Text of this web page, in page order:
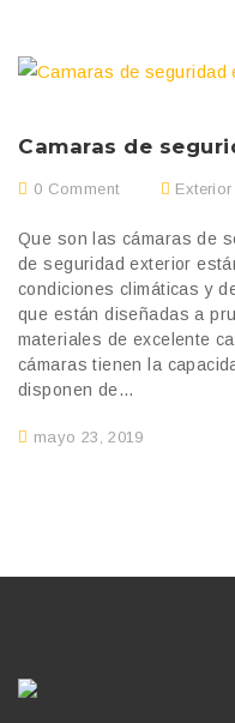
Camaras de
0 Comment Exterior
mayo 23, 2019
Que son las cámaras de
de seguridad exterior
condiciones climáticas y
que están diseñadas a
materiales de excelente
cámaras tienen la
disponen de...